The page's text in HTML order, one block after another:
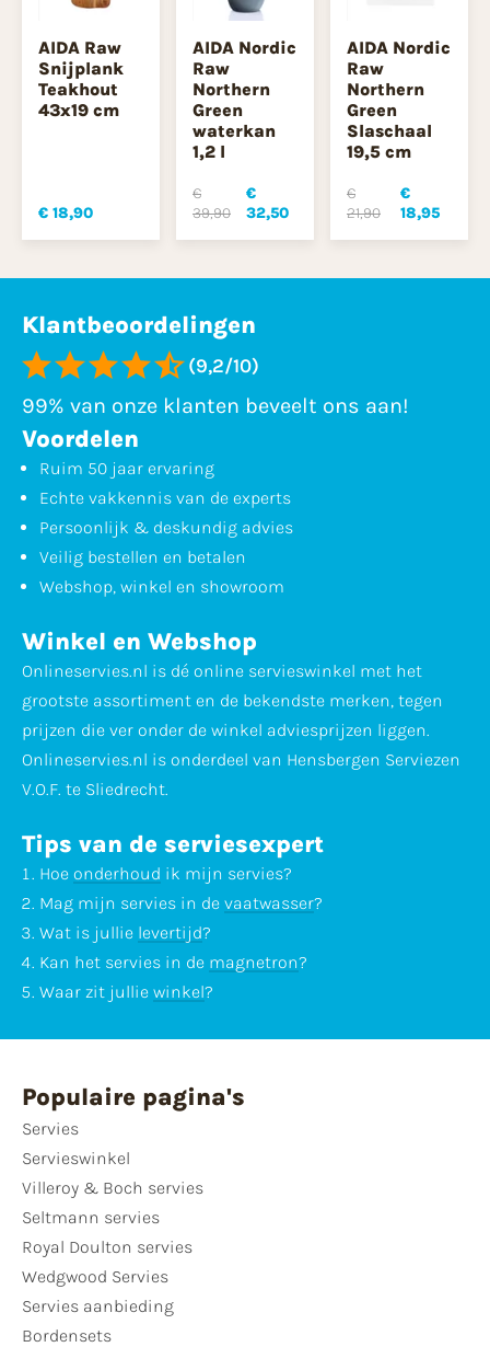
AIDA Raw
Snijplank
Teakhout
43x19 cm
€ 18,90
AIDA Nordic
Raw
Northern
Green
waterkan
1,2 l
€
39,90
€
32,50
AIDA Nordic
Raw
Northern
Green
Slaschaal
19,5 cm
€
21,90
€
18,95
Klantbeoordelingen
(9,2/10)
99% van onze klanten beveelt ons aan!
Voordelen
Ruim 50 jaar ervaring
Echte vakkennis van de experts
Persoonlijk & deskundig advies
Veilig bestellen en betalen
Webshop, winkel en showroom
Winkel en Webshop
Onlineservies.nl is dé online servieswinkel met het
grootste assortiment en de bekendste merken, tegen
prijzen die ver onder de winkel adviesprijzen liggen.
Onlineservies.nl is onderdeel van Hensbergen Serviezen
V.O.F. te Sliedrecht.
Tips van de serviesexpert
Hoe onderhoud ik mijn servies?
Mag mijn servies in de vaatwasser?
Wat is jullie levertijd?
Kan het servies in de magnetron?
Waar zit jullie winkel?
Populaire pagina's
Servies
Servieswinkel
Villeroy & Boch servies
Seltmann servies
Royal Doulton servies
Wedgwood Servies
Servies aanbieding
Bordensets